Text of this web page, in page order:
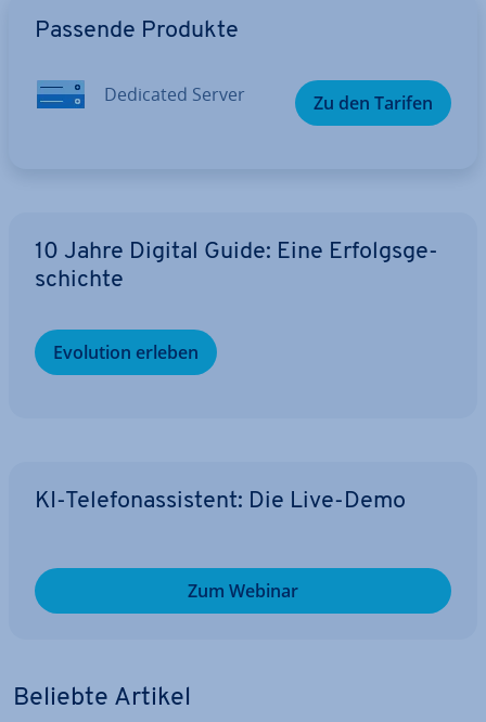
Passende Produkte
Dedicated Server Zu den Tarifen
10 Jahre Digital Guide: Eine Er­folgs­ge­
schich­te
Evolution erleben
KI-Te­le­fon­as­sis­tent: Die Live-Demo
Zum Webinar
Beliebte Artikel